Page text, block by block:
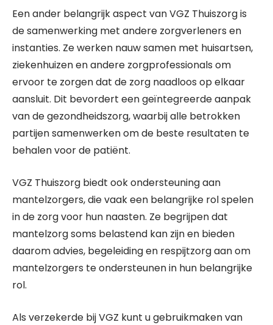
Een ander belangrijk aspect van VGZ Thuiszorg is
de samenwerking met andere zorgverleners en
instanties. Ze werken nauw samen met huisartsen,
ziekenhuizen en andere zorgprofessionals om
ervoor te zorgen dat de zorg naadloos op elkaar
aansluit. Dit bevordert een geïntegreerde aanpak
van de gezondheidszorg, waarbij alle betrokken
partijen samenwerken om de beste resultaten te
behalen voor de patiënt.
VGZ Thuiszorg biedt ook ondersteuning aan
mantelzorgers, die vaak een belangrijke rol spelen
in de zorg voor hun naasten. Ze begrijpen dat
mantelzorg soms belastend kan zijn en bieden
daarom advies, begeleiding en respijtzorg aan om
mantelzorgers te ondersteunen in hun belangrijke
rol.
Als verzekerde bij VGZ kunt u gebruikmaken van